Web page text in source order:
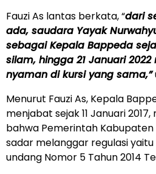
Fauzi As lantas berkata, “dari
ada, saudara Yayak
sebagai Kepala Bappeda
silam, hingga 21 Januari
nyaman di kursi yang sama,”
Menurut Fauzi As, Kepala
menjabat sejak 11 Januari
bahwa Pemerintah
sadar melanggar regulasi yaitu
undang Nomor 5 Tahun 2014